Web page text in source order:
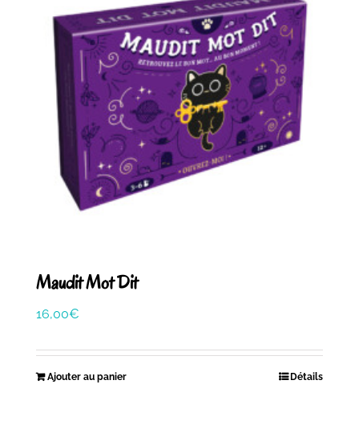
Maudit Mot Dit
16,00€
Ajouter au panier Détails